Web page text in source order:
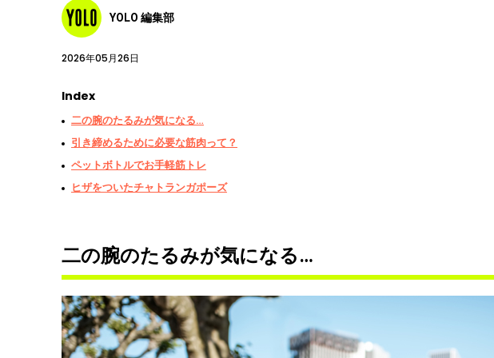
YOLO 編集部
2026年05月26日
Index
二の腕のたるみが気になる…
引き締めるために必要な筋肉って？
ペットボトルでお手軽筋トレ
ヒザをついたチャトランガポーズ
二の腕のたるみが気になる…